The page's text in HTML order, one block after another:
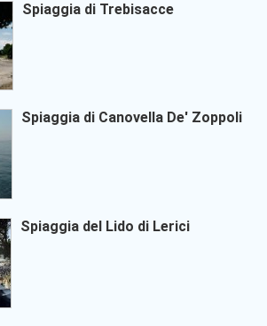
Spiaggia di Trebisacce
Spiaggia di Canovella De' Zoppoli
Spiaggia del Lido di Lerici